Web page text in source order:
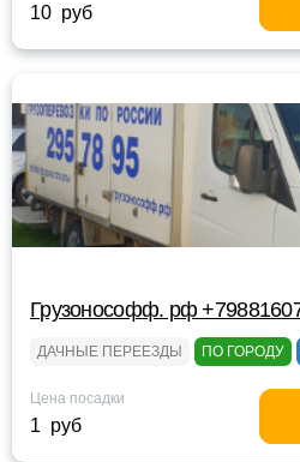
10 руб
Грузонософф. рф
ДАЧНЫЕ ПЕРЕЕЗДЫ ПО ГОРОДУ
Цена посадки
1 руб